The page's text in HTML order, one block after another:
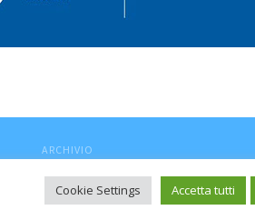
ARCHIVIO
Trib.Fermo n.04/2010 del 05/08/2010
Cookie Settings Accetta tutti